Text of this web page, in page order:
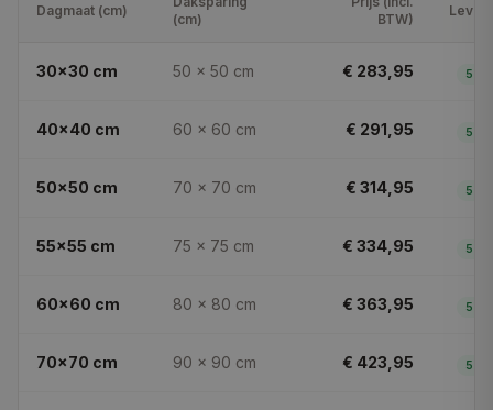
Dagmaat (cm)
(cm)
BTW)
30x30 cm 50 × 50 cm € 283,95 5
40x40 cm 60 × 60 cm € 291,95 5
50x50 cm 70 × 70 cm € 314,95 5
55x55 cm 75 × 75 cm € 334,95 5
60x60 cm 80 × 80 cm € 363,95 5
70x70 cm 90 × 90 cm € 423,95 5